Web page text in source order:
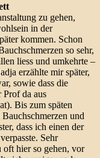
zu gehen,
in der
kommen. Schon
so sehr,
liess und umkehrte –
erzählte mir später,
sowie dass die
Prof da aus
Bis zum späten
und
dass ich einen der
Sehr
hier so gehen, vor